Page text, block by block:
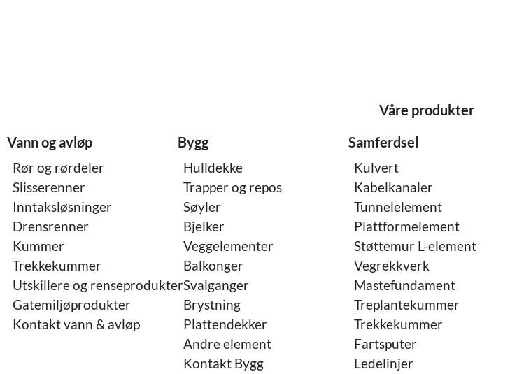
Våre produkter
Vann og avløp
Rør og rørdeler
Slisserenner
Inntaksløsninger
Drensrenner
Kummer
Trekkekummer
Utskillere og renseprodukter
Gatemiljøprodukter
Kontakt vann & avløp
Bygg
Hulldekke
Trapper og repos
Søyler
Bjelker
Veggelementer
Balkonger
Svalganger
Brystning
Plattendekker
Andre element
Kontakt Bygg
Samferdsel
Kulvert
Kabelkanaler
Tunnelelement
Plattformelement
Støttemur L-element
Vegrekkverk
Mastefundament
Treplantekummer
Trekkekummer
Fartsputer
Ledelinjer